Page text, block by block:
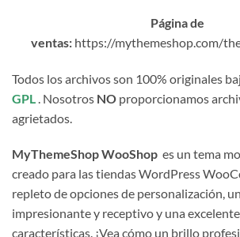
Página de
ventas: https://mythemeshop.com/
Todos los archivos son 100% originales
GPL
. Nosotros NO proporcionamos
agrietados.
MyThemeShop WooShop es un tema
creado para las tiendas WordPress
repleto de opciones de personalización,
impresionante y receptivo y una
características. ¡Vea cómo un brillo